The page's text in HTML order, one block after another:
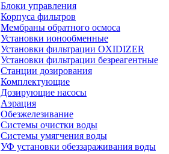
Блоки управления
Корпуса фильтров
Мембраны обратного осмоса
Установки ионообменные
Установки фильтрации OXIDIZER
Установки фильтрации безреагентные
Станции дозирования
Комплектующие
Дозирующие насосы
Аэрация
Обезжелезивание
Системы очистки воды
Системы умягчения воды
УФ установки обеззараживания воды